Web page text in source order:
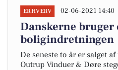
ERHVERV 02-06-2021 14:40
Danskerne
boligindretningen
De seneste to år er salget
Outrup Vinduer & Døre